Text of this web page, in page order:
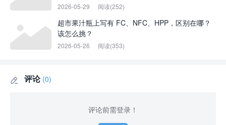
2026-05-29 阅读(252)
超市果汁瓶上写有 FC、NFC、HPP，区别在哪？
该怎么挑？
2026-05-26 阅读(353)
 评论 (0)
评论前需登录！